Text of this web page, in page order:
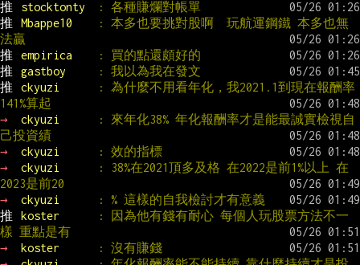
推
stocktonty
: 各種賺爛對帳單
推
Mbappe10
: 本多也要挑對股啊  玩航運鋼鐵 本多也無
法贏
推
empirica
: 買的點還頗好的
推
gastboy
: 我以為我在發文
推
ckyuzi
: 為什麼不用看年化，我2021.1到現在報酬率
141%算起
→
ckyuzi
: 來年化38% 年化報酬率才是能最誠實檢視自
己投資績
→
ckyuzi
: 效的指標
→
ckyuzi
: 38%在2021頂多及格 在2022是前1%以上 在
2023是前20
→
ckyuzi
: % 這樣的自我檢討才有意義
推
koster
: 因為他有錢有耐心 每個人玩股票方法不一
樣 重點是有
→
koster
: 沒有賺錢